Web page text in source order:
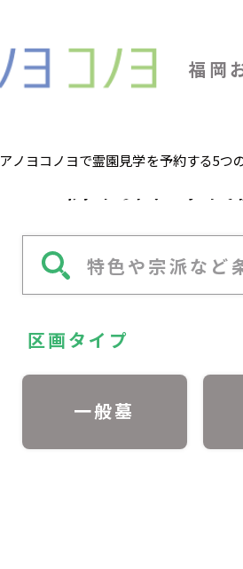
福岡
アノヨコノヨで霊園見学を予約する5つ
特色や宗派など
区画タイプ
一般墓